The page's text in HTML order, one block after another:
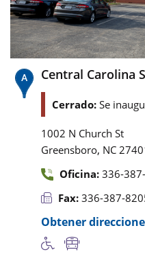
Central Carolina
Cerrado: Se
1002 N Church St
Greensboro, NC
Oficina: 336-
Fax: 336-387-
Obtener